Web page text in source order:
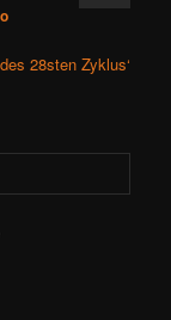
28sten Zyklus‘